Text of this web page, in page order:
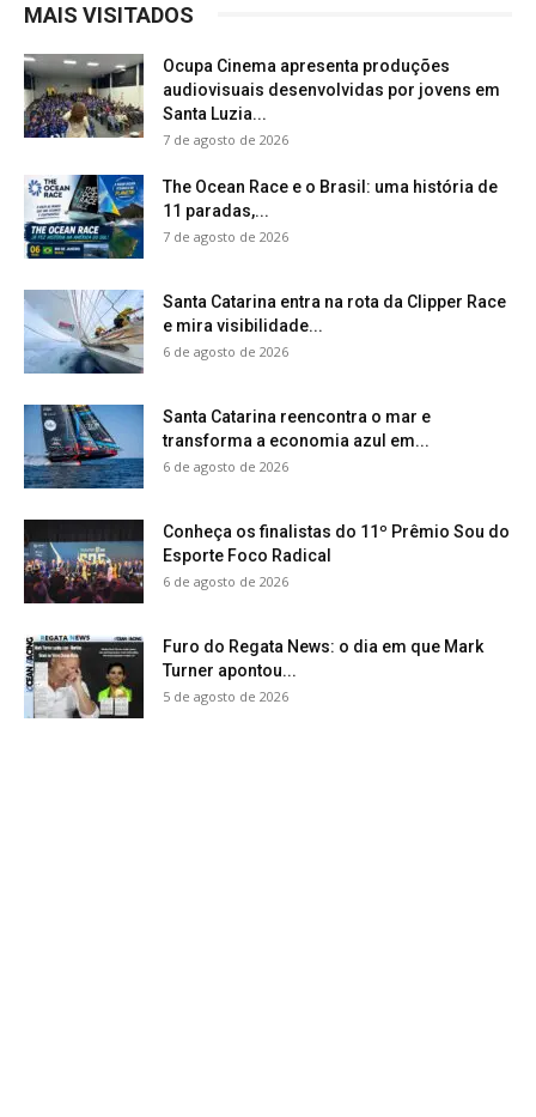
MAIS VISITADOS
Ocupa Cinema apresenta produções
audiovisuais desenvolvidas por jovens em
Santa Luzia...
7 de agosto de 2026
The Ocean Race e o Brasil: uma história de
11 paradas,...
7 de agosto de 2026
Santa Catarina entra na rota da Clipper Race
e mira visibilidade...
6 de agosto de 2026
Santa Catarina reencontra o mar e
transforma a economia azul em...
6 de agosto de 2026
Conheça os finalistas do 11º Prêmio Sou do
Esporte Foco Radical
6 de agosto de 2026
Furo do Regata News: o dia em que Mark
Turner apontou...
5 de agosto de 2026